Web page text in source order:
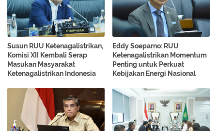
Susun RUU Ketenagalistrikan,
Komisi XII Kembali Serap
Masukan Masyarakat
Ketenagalistrikan Indonesia
Eddy Soeparno: RUU
Ketenagalistrikan Momentum
Penting untuk Perkuat
Kebijakan Energi Nasional